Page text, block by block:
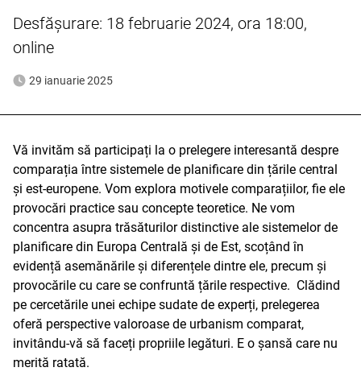
Desfășurare: 18 februarie 2024, ora 18:00,
online
29 ianuarie 2025
Vă invităm să participați la o prelegere interesantă despre
comparația între sistemele de planificare din țările central
și est-europene. Vom explora motivele comparațiilor, fie ele
provocări practice sau concepte teoretice. Ne vom
concentra asupra trăsăturilor distinctive ale sistemelor de
planificare din Europa Centrală și de Est, scoțând în
evidență asemănările și diferențele dintre ele, precum și
provocările cu care se confruntă țările respective. Clădind
pe cercetările unei echipe sudate de experți, prelegerea
oferă perspective valoroase de urbanism comparat,
invitându-vă să faceți propriile legături. E o șansă care nu
merită ratată.